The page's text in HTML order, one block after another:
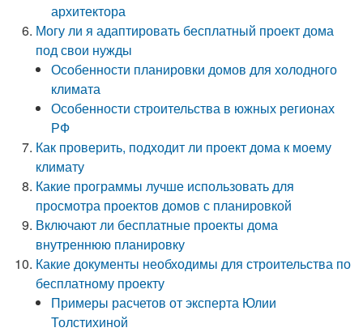
архитектора
Могу ли я адаптировать бесплатный проект дома
под свои нужды
Особенности планировки домов для холодного
климата
Особенности строительства в южных регионах
РФ
Как проверить, подходит ли проект дома к моему
климату
Какие программы лучше использовать для
просмотра проектов домов с планировкой
Включают ли бесплатные проекты дома
внутреннюю планировку
Какие документы необходимы для строительства по
бесплатному проекту
Примеры расчетов от эксперта Юлии
Толстихиной